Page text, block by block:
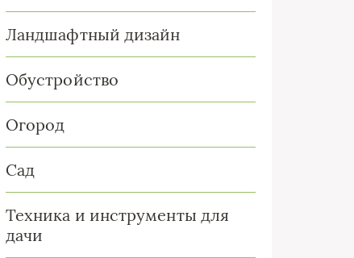
Ландшафтный дизайн
Обустройство
Огород
Сад
Техника и инструменты для
дачи